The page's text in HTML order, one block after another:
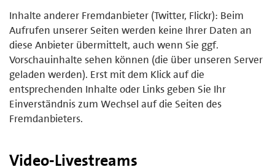
Inhalte anderer Fremdanbieter (Twitter, Flickr): Beim
Aufrufen unserer Seiten werden keine Ihrer Daten an
diese Anbieter übermittelt, auch wenn Sie ggf.
Vorschauinhalte sehen können (die über unseren Server
geladen werden). Erst mit dem Klick auf die
entsprechenden Inhalte oder Links geben Sie Ihr
Einverständnis zum Wechsel auf die Seiten des
Fremdanbieters.
Video-Livestreams